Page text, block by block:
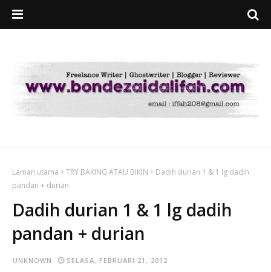
Laman utama TRY BAKING ATAU BIKIN
Dadih durian 1 & 1 lg dadih
pandan + durian
Dadih durian 1 & 1 lg dadih
pandan + durian
UNKNOWN SELASA, FEBRUARI 21, 2012